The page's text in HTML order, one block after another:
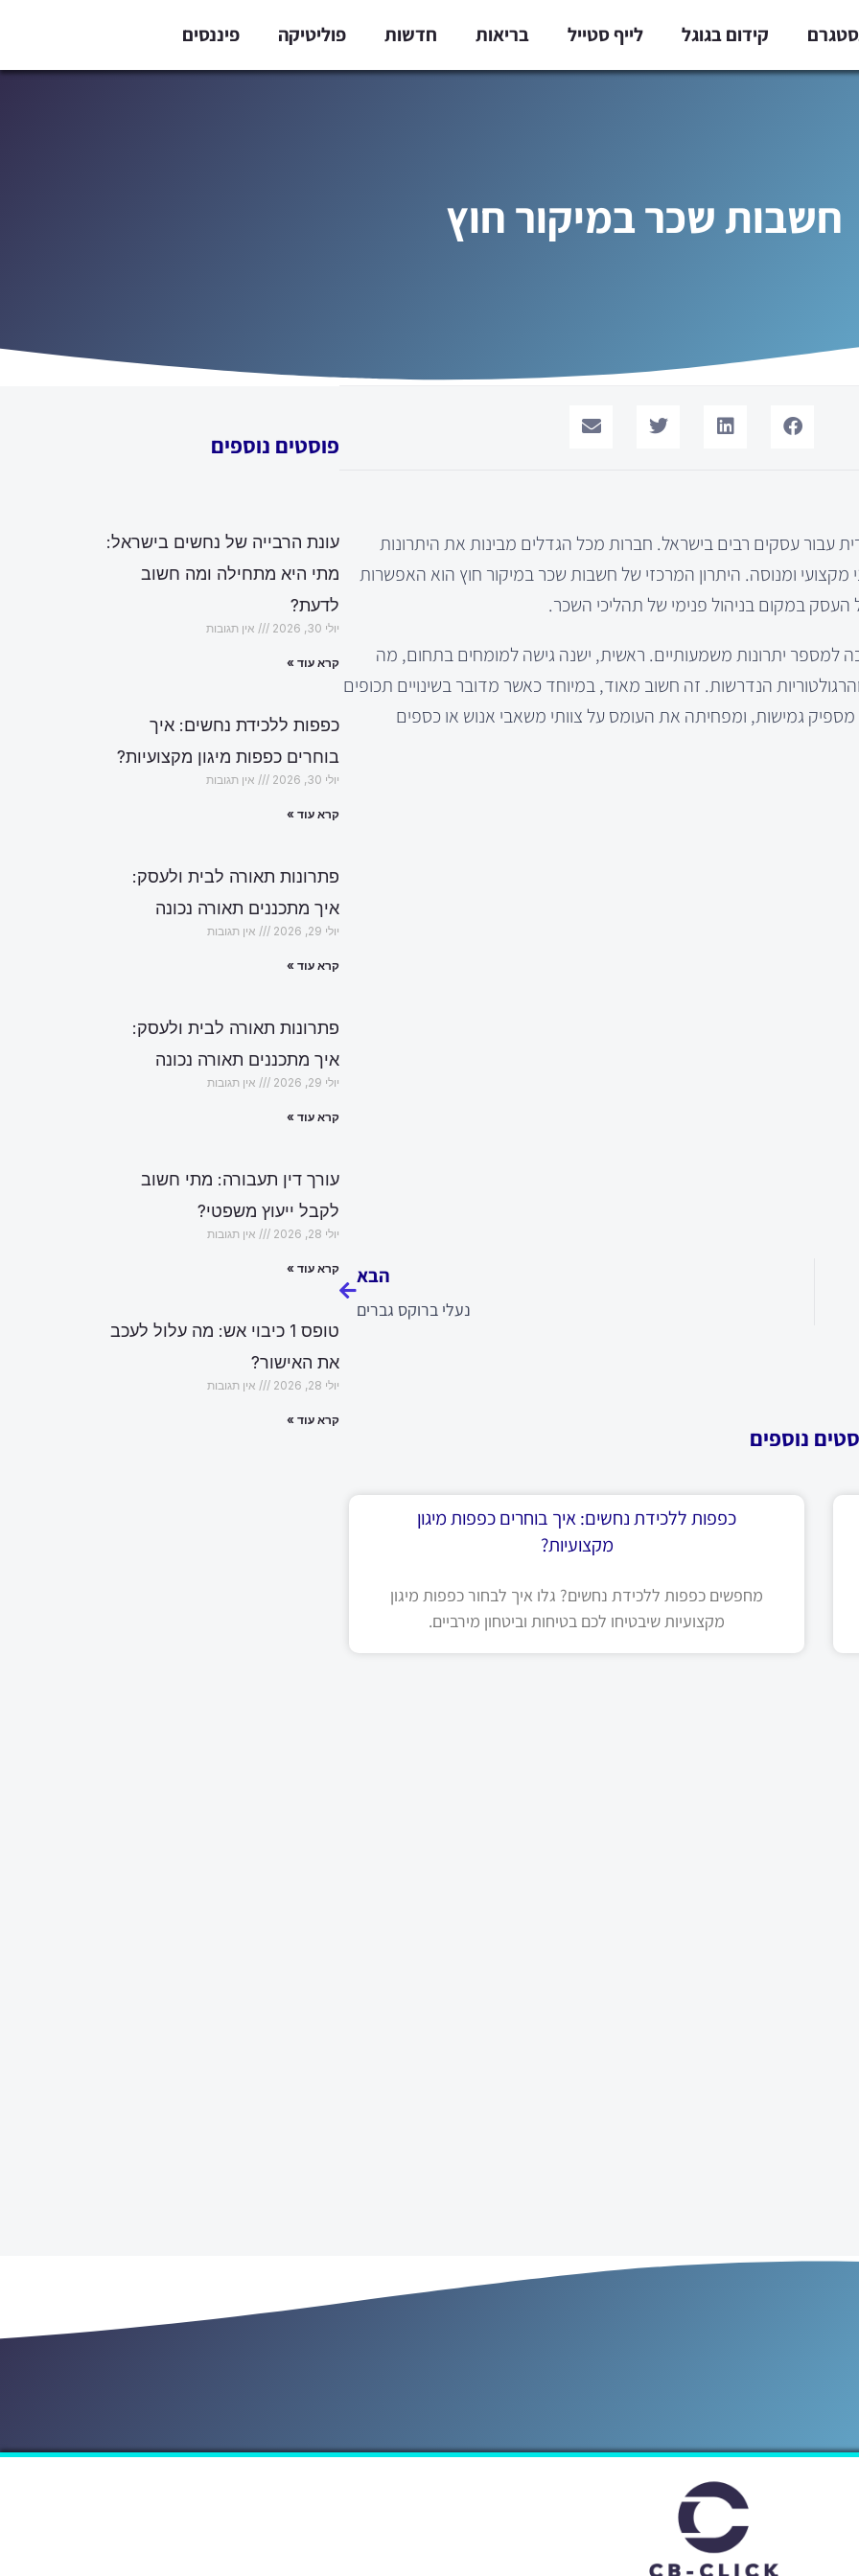
קידום בגוגל לייף סטייל בריאות חדשות פוליטיקה פיננסים
חשבות שכר במיקור חוץ
עבור עסקים רבים בישראל. חברות מכל הגדלים מבינות את היתרונות
מקצועי ומנוסה. היתרון המרכזי של חשבות שכר במיקור חוץ הוא האפשרות
במקום בניהול פנימי של תהליכי השכר.
למספר יתרונות משמעותיים. ראשית, ישנה גישה למומחים בתחום, מה
הנדרשות. זה חשוב מאוד, במיוחד כאשר מדובר בשינויים תכופים
גמישות, ומפחיתה את העומס על צוותי משאבי אנוש או כספים
הבא
נעלי ברוקס גברים
הבא
נוספים
כפפות ללכידת נחשים: איך בוחרים כפפות מיגון
מקצועיות?
מחפשים כפפות ללכידת נחשים? גלו איך לבחור כפפות מיגון
מקצועיות שיבטיחו לכם בטיחות וביטחון מירביים.
פוסטים נוספים
עונת הרבייה של נחשים בישראל:
מתי היא מתחילה ומה חשוב
לדעת?
יולי 30, 2026 אין תגובות
קרא עוד »
כפפות ללכידת נחשים: איך
בוחרים כפפות מיגון מקצועיות?
יולי 30, 2026 אין תגובות
קרא עוד »
פתרונות תאורה לבית ולעסק:
איך מתכננים תאורה נכונה
יולי 29, 2026 אין תגובות
קרא עוד »
פתרונות תאורה לבית ולעסק:
איך מתכננים תאורה נכונה
יולי 29, 2026 אין תגובות
קרא עוד »
עורך דין תעבורה: מתי חשוב
לקבל ייעוץ משפטי?
יולי 28, 2026 אין תגובות
קרא עוד »
טופס 1 כיבוי אש: מה עלול לעכב
את האישור?
יולי 28, 2026 אין תגובות
קרא עוד »